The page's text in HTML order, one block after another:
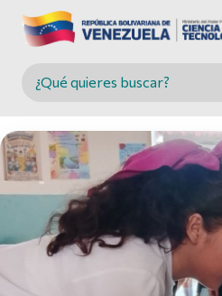
Buscar en MINCYT